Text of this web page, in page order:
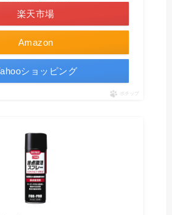
Amazon
楽天市場
ショッピング
ポチップ